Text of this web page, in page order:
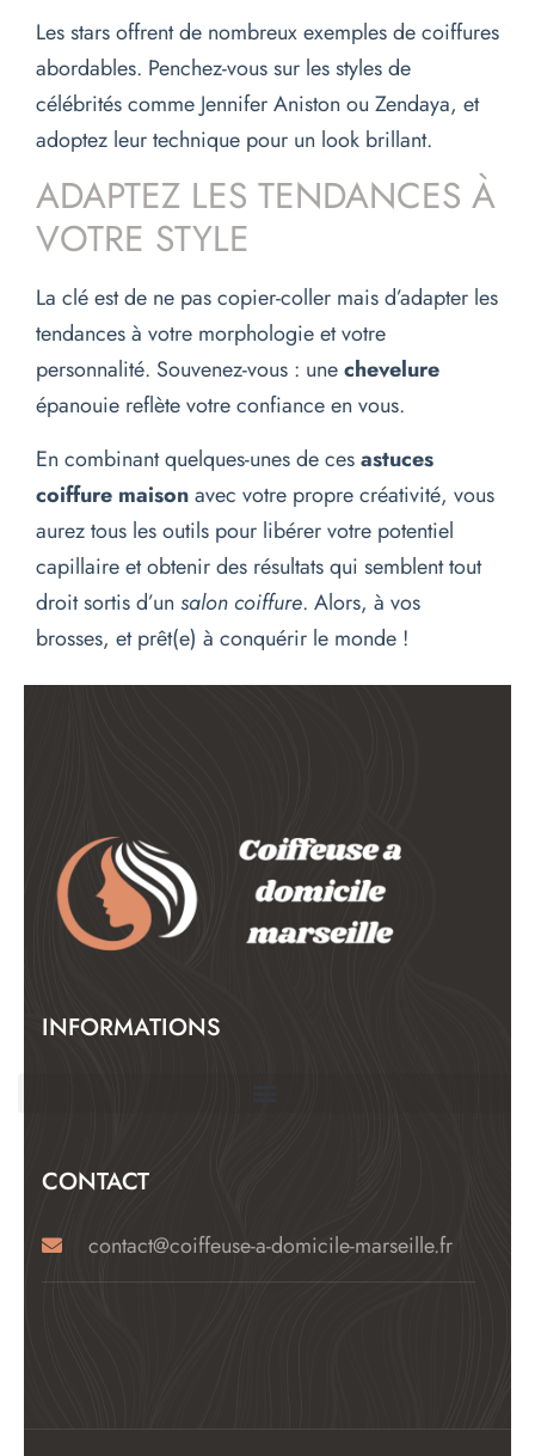
Les stars offrent de nombreux exemples de coiffures
abordables. Penchez-vous sur les styles de
célébrités comme Jennifer Aniston ou Zendaya, et
adoptez leur technique pour un look brillant.
ADAPTEZ LES TENDANCES À
VOTRE STYLE
La clé est de ne pas copier-coller mais d’adapter les
tendances à votre morphologie et votre
personnalité. Souvenez-vous : unechevelure
épanouie reflète votre confiance en vous.
En combinant quelques-unes de cesastuces
coiffure maisonavec votre propre créativité, vous
aurez tous les outils pour libérer votre potentiel
capillaire et obtenir des résultats qui semblent tout
droit sortis d’un salon coiffure. Alors, à vos
brosses, et prêt(e) à conquérir le monde !
INFORMATIONS
CONTACT
contact@coiffeuse-a-domicile-marseille.fr